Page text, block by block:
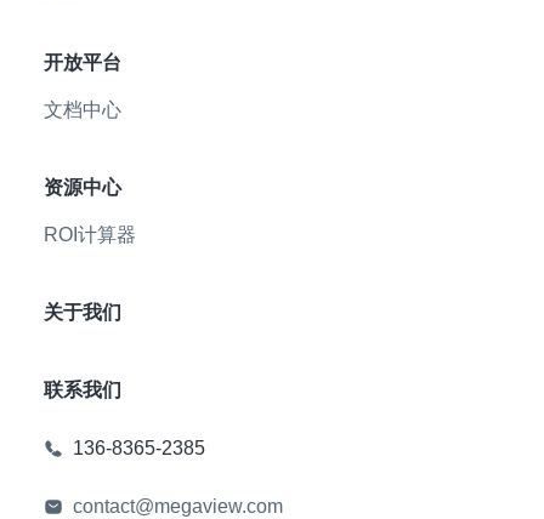
开放平台
文档中心
资源中心
ROI计算器
关于我们
联系我们
136-8365-2385
contact@megaview.com